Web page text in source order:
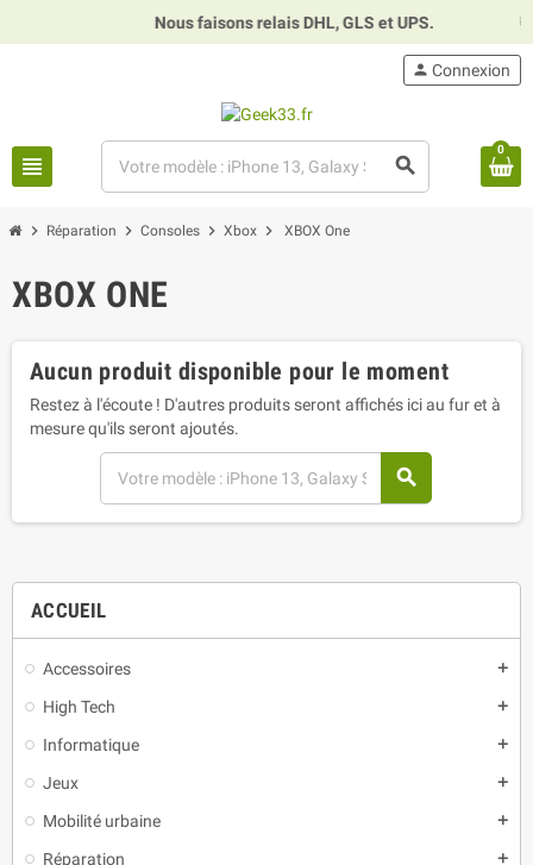
Nous faisons relais DHL, GLS et UPS. ⏰
view_headline search
person Connexion
0
chevron_right Réparation chevron_right Consoles chevron_right Xbox chevron_right XBOX One
ACCUEIL
Accessoires add
High Tech add
Informatique add
Jeux add
Mobilité urbaine add
Réparation add
XBOX ONE
Aucun produit disponible pour le moment
Restez à l'écoute ! D'autres produits seront affichés ici au fur et à
mesure qu'ils seront ajoutés.
search